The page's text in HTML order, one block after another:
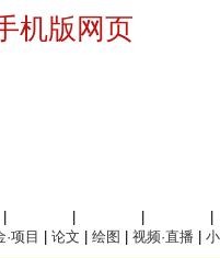
机版网页
·项目 论文 绘图 视频·直播